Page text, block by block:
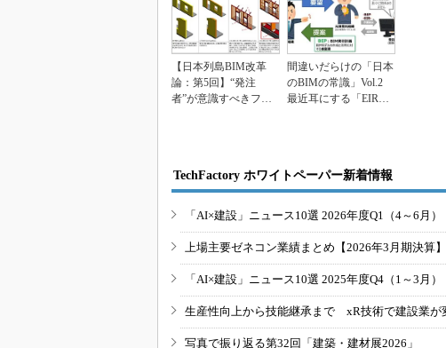
【日本列島BIM改革
論：第5回】“発注
者”が意識すべきフロ
間違いだらけの「日本
のBIMの常識」Vol.2
最近耳にする「EIR」
TechFactory ホワイトペーパー新着情報
「AI×建設」ニュース10選 2026年度Q1（4～6月）
上場主要ゼネコン業績まとめ【2026年3月期決算】
「AI×建設」ニュース10選 2025年度Q4（1～3月）
生産性向上から技能継承まで xR技術で建設業が
写真で振り返る第32回「建築・建材展2026」